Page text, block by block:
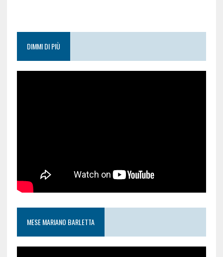
DIMMI DI PIÙ
MESE MARIANO BARLETTA